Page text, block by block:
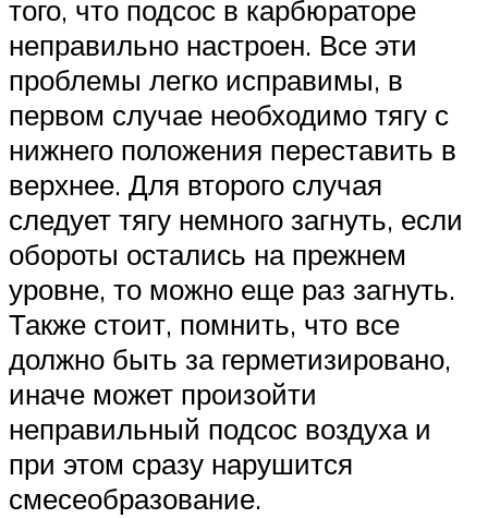
того, что подсос в карбюраторе
неправильно настроен. Все эти
проблемы легко исправимы, в
первом случае необходимо тягу с
нижнего положения переставить в
верхнее. Для второго случая
следует тягу немного загнуть, если
обороты остались на прежнем
уровне, то можно еще раз загнуть.
Также стоит, помнить, что все
должно быть за герметизировано,
иначе может произойти
неправильный подсос воздуха и
при этом сразу нарушится
смесеобразование.